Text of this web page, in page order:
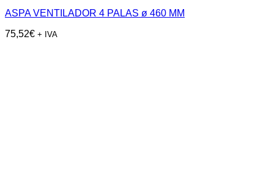
ASPA VENTILADOR 4 PALAS ø 460 MM
75,52€ + IVA